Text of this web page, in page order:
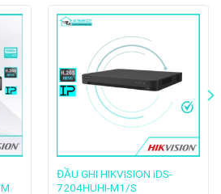
DS-7216HGHI-M1
triển bởi Hikvision, một công ty
Châu, Trung Quốc. Hikvision là
cung cấp hàng đầu trên thế giới
phẩm giám sát video. Hầu hết
và phát triển của công ty được
nghiên cứu và sản xuất lớn của
gồm cả Hàng Châu. Hikvision
ĐẦU GHI HIKVISION iDS-
7204HUHI-M1/S